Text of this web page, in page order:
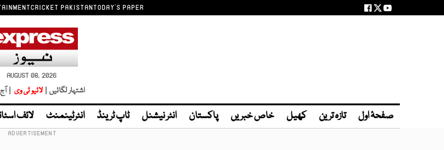
CRICKET PAKISTANTODAY'S PAPER
AUGUST 08, 2026
اشتہار لگائیں | لائیو ٹی وی | آج
صفحۂ اول تازہ ترین کھیل خاص خبریں پاکستان انٹر نیشنل ٹاپ ٹرینڈ انٹرٹینمنٹ لائف